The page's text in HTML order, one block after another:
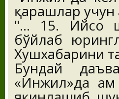
қарашлар
"... 15. Ийсо
бўйлаб
Хушхабарини
Бундай
«Инжил»да